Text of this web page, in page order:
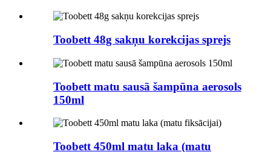
Toobett 48g sakņu korekcijas sprejs
Toobett matu sausā šampūna aerosols
150ml
Toobett 450ml matu laka (matu